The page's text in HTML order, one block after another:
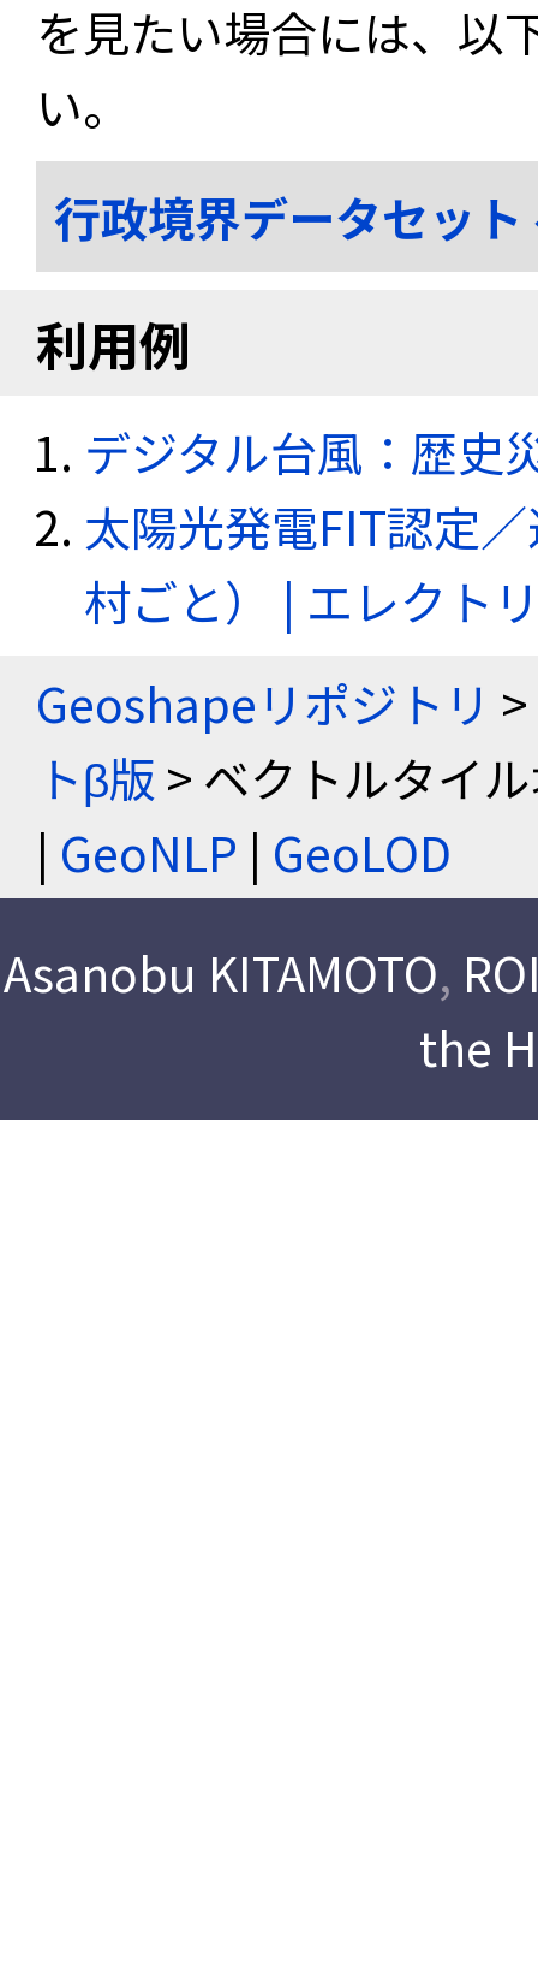
を見たい場合には、以
い。
行政境界データセッ
利用例
デジタル台風：歴史
太陽光発電FIT認定
村ごと） | エレクト
Geoshapeリポジトリ >
トβ版 > ベクトルタイ
| GeoNLP | GeoLOD
Asanobu KITAMOTO,
the